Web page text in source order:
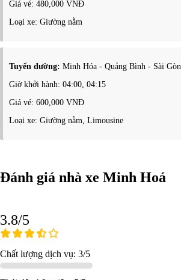
Giá vé: 480,000 VNĐ
Loại xe: Giường nằm
Tuyến đường: Minh Hóa - Quảng Bình - Sài Gòn
Giờ khởi hành: 04:00, 04:15
Giá vé: 600,000 VNĐ
Loại xe: Giường nằm, Limousine
Đánh giá nhà xe Minh Hoá
3.8/5
Chất lượng dịch vụ: 3/5